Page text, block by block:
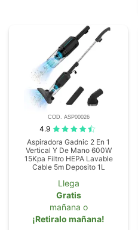
COD. ASP00026
4.9
Aspiradora Gadnic 2 En 1
Vertical Y De Mano 600W
15Kpa Filtro HEPA Lavable
Cable 5m Deposito 1L
Llega
Gratis
mañana o
¡Retiralo mañana!